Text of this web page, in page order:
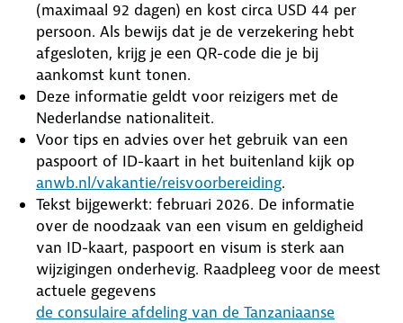
(maximaal 92 dagen) en kost circa USD 44 per
persoon. Als bewijs dat je de verzekering hebt
afgesloten, krijg je een QR-code die je bij
aankomst kunt tonen.
Deze informatie geldt voor reizigers met de
Nederlandse nationaliteit.
Voor tips en advies over het gebruik van een
paspoort of ID-kaart in het buitenland kijk op
anwb.nl/vakantie/reisvoorbereiding.
Tekst bijgewerkt: februari 2026. De informatie
over de noodzaak van een visum en geldigheid
van ID-kaart, paspoort en visum is sterk aan
wijzigingen onderhevig. Raadpleeg voor de meest
actuele gegevens
de consulaire afdeling van de Tanzaniaanse